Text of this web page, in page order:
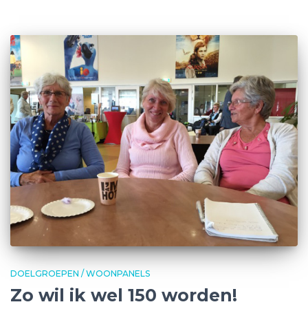
DOELGROEPEN / WOONPANELS
Zo wil ik wel 150 worden!